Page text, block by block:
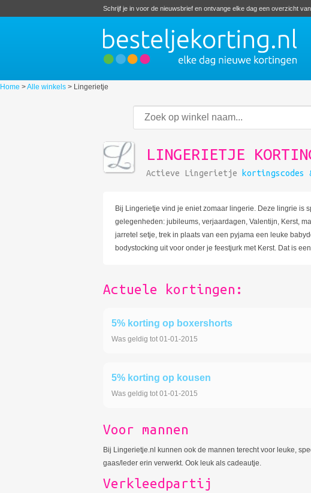
Schrijf je in voor de nieuwsbrief en ontvange elke dag een overzicht
Home >Alle winkels > Lingerietje
LINGERIETJE
Actieve Lingerietje
Bij Lingerietje vind je eniet zomaar lingerie. Deze lingrie is
gelegenheden: jubileums, verjaardagen, Valentijn, Kerst,
jarretel setje, trek in plaats van een pyjama een leuke
bodystocking uit voor onder je feestjurk met Kerst. Dat is
Actuele kortingen:
5% korting op boxershorts
Was geldig tot 01-01-2015
5% korting op kousen
Was geldig tot 01-01-2015
Voor mannen
Bij Lingerietje.nl kunnen ook de mannen terecht voor leuke,
gaas/leder erin verwerkt. Ook leuk als cadeautje.
Verkleedpartij